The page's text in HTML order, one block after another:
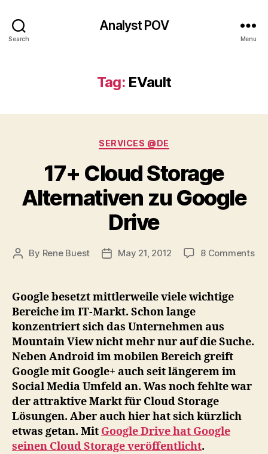
Search
Analyst POV
Menu
Tag: EVault
Categories
SERVICES @DE
17+ Cloud Storage
Alternativen zu Google
Drive
Post
By Rene Buest
PostMay 21, 2012 8 Commentson
Google besetzt mittlerweile viele wichtige
Bereiche im IT-Markt. Schon lange
konzentriert sich das Unternehmen aus
Mountain View nicht mehr nur auf die Suche.
Neben Android im mobilen Bereich greift
Google mit Google+ auch seit längerem im
Social Media Umfeld an. Was noch fehlte war
der attraktive Markt für Cloud Storage
Lösungen. Aber auch hier hat sich kürzlich
etwas getan. Mit Google Drive hat Google
seinen Cloud Storage veröffentlicht.